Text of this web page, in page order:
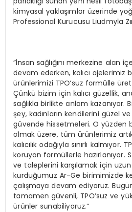
kimyasal yaklaşımlar üzerinde
Professional Kurucusu Liudmyla
“İnsan sağlığını merkezine alan
devam ederken, kalıcı ojelerimiz
ürünlerimizi TPO’suz formülle
Çünkü bizim için kalıcı güzellik,
sağlıkla birlikte anlam kazanıyor.
şey, kadınların kendilerini güzel
güvende hissetmeleri. O yüzden
olmak üzere, tüm ürünlerimiz
kalıcılık odağıyla sınırlı kalmıyor.
koruyan formüllerle hazırlanıyor.
ve taleplerini karşılamak için
kurduğumuz Ar-Ge birimimizde
çalışmaya devam ediyoruz. Bugün
tamamen güvenli, TPO’suz ve
ürünler sunabiliyoruz.”